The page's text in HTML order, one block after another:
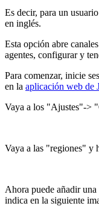
Es decir, para un
en inglés.
Esta opción abre
agentes, configurar y
Para comenzar, inicie
en la aplicación web de
Vaya a los "Ajustes"->
Vaya a las "regiones" y
Ahora puede añadir
indica en la siguiente